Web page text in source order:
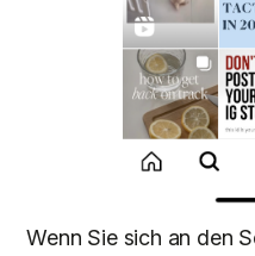
Wenn Sie sich an den